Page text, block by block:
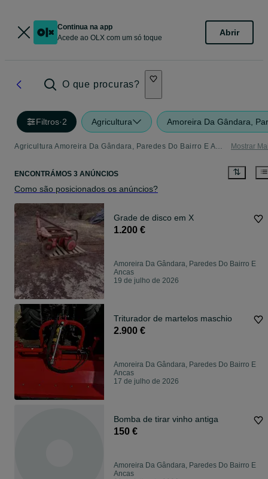
Continua na app
Acede ao OLX com um só toque
Abrir
O que procuras?
Filtros·2 Agricultura Amoreira Da Gândara,
Agricultura Amoreira Da Gândara, Paredes Do Bairro E Ancas Mostrar
ENCONTRÁMOS 3 ANÚNCIOS
Como são posicionados os anúncios?
Grade de disco em X
1.200 €
Amoreira Da Gândara, Paredes Do Bairro E
Ancas
19 de julho de 2026
Triturador de martelos maschio
2.900 €
Amoreira Da Gândara, Paredes Do Bairro E
Ancas
17 de julho de 2026
Bomba de tirar vinho antiga
150 €
Amoreira Da Gândara, Paredes Do Bairro E
Ancas